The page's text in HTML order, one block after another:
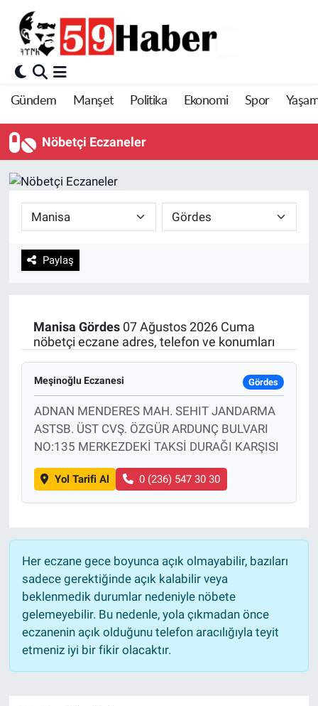
Gündem Manşet Politika Ekonomi Spor
Nöbetçi Eczaneler
Paylaş
Manisa Gördes07 Ağustos 2026 Cuma
nöbetçi eczane adres, telefon ve konumları
Meşinoğlu Eczanesi Gördes
ADNAN MENDERES MAH. SEHIT JANDARMA
ASTSB. ÜST CVŞ. ÖZGÜR ARDUNÇ BULVARI
NO:135 MERKEZDEKİ TAKSİ DURAĞI KARŞISI
Yol Tarifi Al 0 (236) 547 30 30
Her eczane gece boyunca açık olmayabilir, bazıları
sadece gerektiğinde açık kalabilir veya
beklenmedik durumlar nedeniyle nöbete
gelemeyebilir. Bu nedenle, yola çıkmadan önce
eczanenin açık olduğunu telefon aracılığıyla teyit
etmeniz iyi bir fikir olacaktır.